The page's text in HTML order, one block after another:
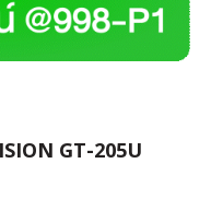
GT-205U